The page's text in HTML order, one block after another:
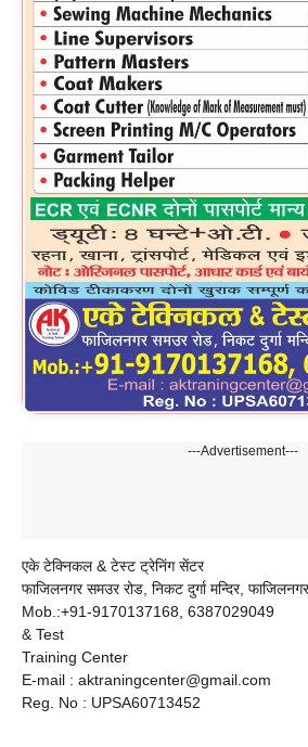
---Advertisement---
एके टेक्निकल & टेस्ट ट्रेनिंग सेंटर
फाजिलनगर समउर रोड, निकट दुर्गा मन्दिर,
Mob.:+91-9170137168, 6387029049
& Test
Training Center
E-mail : aktraningcenter@gmail.com
Reg. No : UPSA60713452